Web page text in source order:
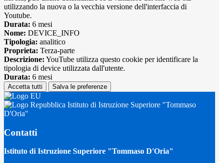
utilizzando la nuova o la vecchia versione dell'interfaccia di
Youtube.
Durata: 6 mesi
Nome: DEVICE_INFO
Tipologia: analitico
Proprieta: Terza-parte
Descrizione: YouTube utilizza questo cookie per identificare la
tipologia di device utilizzata dall'utente.
Durata: 6 mesi
Accetta tutti Salva le preferenze
Istituto di Istruzione Superiore "Tommaso
D'Oria"
Contatti
Istituto di Istruzione Superiore "Tommaso D'Oria"